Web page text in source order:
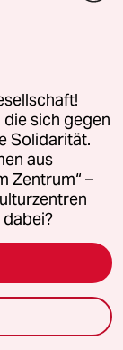
hält sich
sich gegen
Solidarität.
aus
Zentrum“ –